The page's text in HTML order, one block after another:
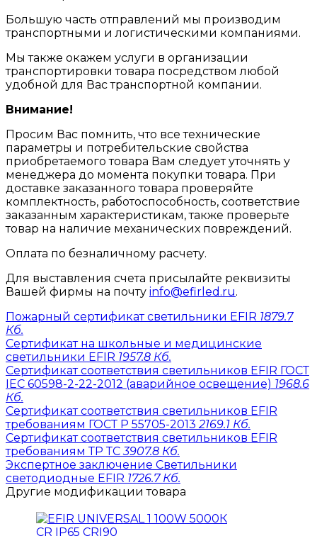
Большую часть отправлений мы производим
транспортными и логистическими компаниями.
Мы также окажем услуги в организации
транспортировки товара посредством любой
удобной для Вас транспортной компании.
Внимание!
Просим Вас помнить, что все технические
параметры и потребительские свойства
приобретаемого товара Вам следует уточнять у
менеджера до момента покупки товара. При
доставке заказанного товара проверяйте
комплектность, работоспособность, соответствие
заказанным характеристикам, также проверьте
товар на наличие механических повреждений.
Оплата по безналичному расчету.
Для выставления счета присылайте реквизиты
Вашей фирмы на почту info@efirled.ru.
Пожарный сертификат светильники EFIR 1879.7
Кб.
Сертификат на школьные и медицинские
светильники EFIR 1957.8 Кб.
Сертификат соответствия светильников EFIR ГОСТ
IEC 60598-2-22-2012 (аварийное освещение) 1968.6
Кб.
Сертификат соответствия светильников EFIR
требованиям ГОСТ Р 55705-2013 2169.1 Кб.
Сертификат соответствия светильников EFIR
требованиям ТР ТС 3907.8 Кб.
Экспертное заключение Светильники
светодиодные EFIR 1726.7 Кб.
Другие модификации товара